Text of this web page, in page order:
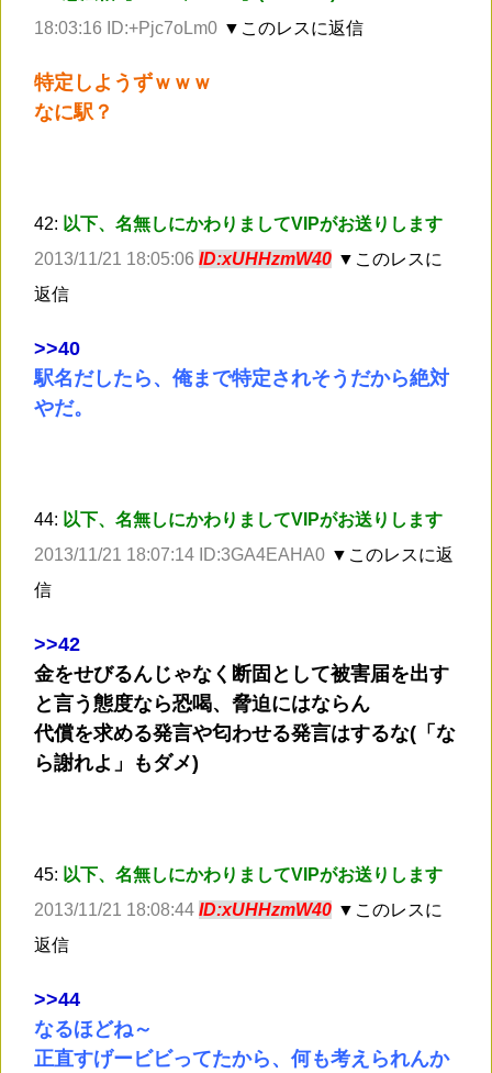
18:03:16 ID:+Pjc7oLm0 ▼このレスに返信
特定しようずｗｗｗ
なに駅？
42: 以下、名無しにかわりましてVIPがお送りします
2013/11/21 18:05:06 ID:xUHHzmW40 ▼このレスに
返信
>>40
駅名だしたら、俺まで特定されそうだから絶対
やだ。
44: 以下、名無しにかわりましてVIPがお送りします
2013/11/21 18:07:14 ID:3GA4EAHA0 ▼このレスに返
信
>>42
金をせびるんじゃなく断固として被害届を出す
と言う態度なら恐喝、脅迫にはならん
代償を求める発言や匂わせる発言はするな(「な
ら謝れよ」もダメ)
45: 以下、名無しにかわりましてVIPがお送りします
2013/11/21 18:08:44 ID:xUHHzmW40 ▼このレスに
返信
>>44
なるほどね～
正直すげービビってたから、何も考えられんか